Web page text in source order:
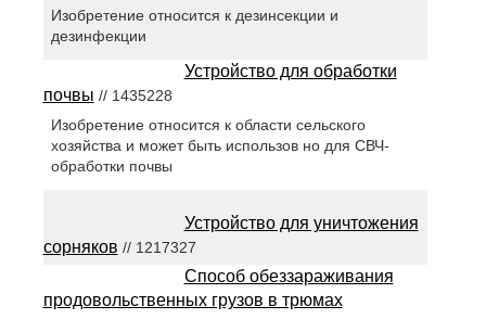
Изобретение относится к дезинсекции и
дезинфекции
Устройство для обработки
почвы // 1435228
Изобретение относится к области сельского
хозяйства и может быть использов но для СВЧ-
обработки почвы
Устройство для уничтожения
сорняков // 1217327
Способ обеззараживания
продовольственных грузов в трюмах